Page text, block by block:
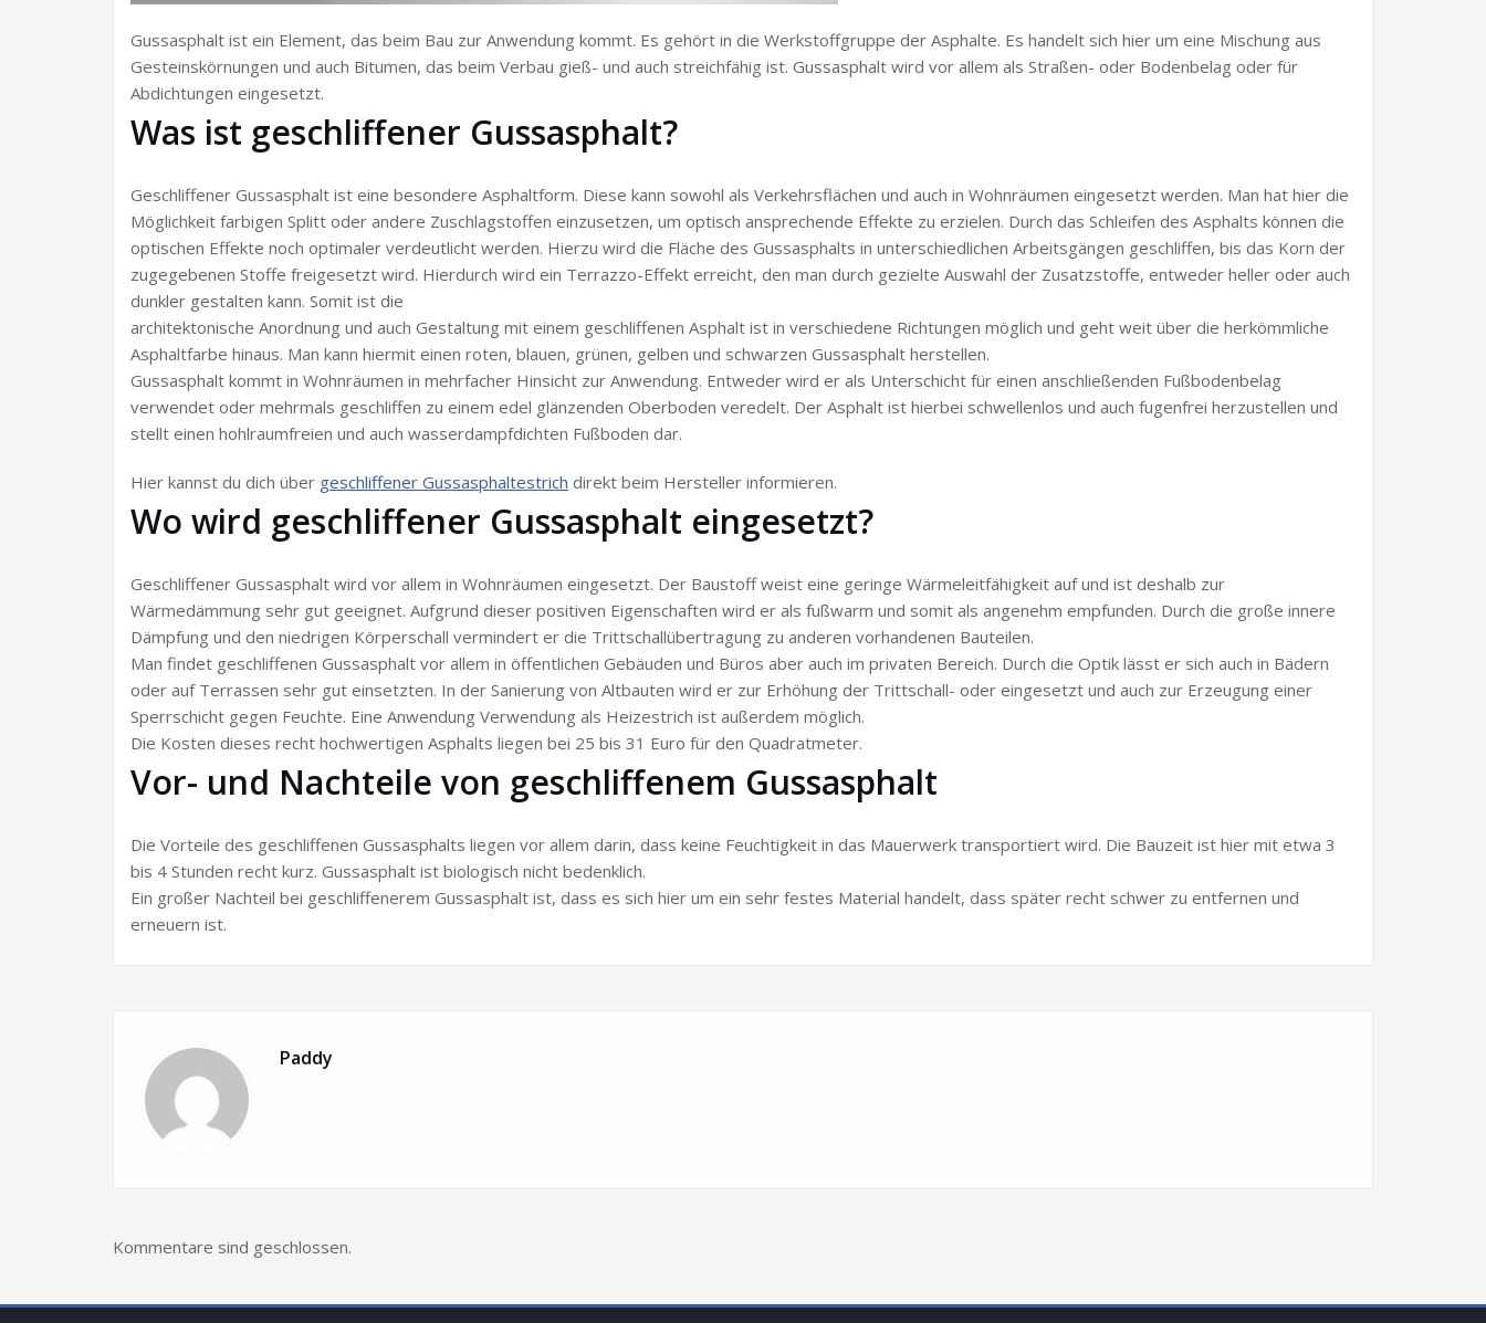
Gussasphalt ist ein Element, das beim Bau zur Anwendung kommt. Es gehört in die Werkstoffgruppe der Asphalte. Es handelt sich hier um eine Mischung aus
Gesteinskörnungen und auch Bitumen, das beim Verbau gieß- und auch streichfähig ist. Gussasphalt wird vor allem als Straßen- oder Bodenbelag oder für
Abdichtungen eingesetzt.
Was ist geschliffener Gussasphalt?
Geschliffener Gussasphalt ist eine besondere Asphaltform. Diese kann sowohl als Verkehrsflächen und auch in Wohnräumen eingesetzt werden. Man hat hier die
Möglichkeit farbigen Splitt oder andere Zuschlagstoffen einzusetzen, um optisch ansprechende Effekte zu erzielen. Durch das Schleifen des Asphalts können die
optischen Effekte noch optimaler verdeutlicht werden. Hierzu wird die Fläche des Gussasphalts in unterschiedlichen Arbeitsgängen geschliffen, bis das Korn der
zugegebenen Stoffe freigesetzt wird. Hierdurch wird ein Terrazzo-Effekt erreicht, den man durch gezielte Auswahl der Zusatzstoffe, entweder heller oder auch
dunkler gestalten kann. Somit ist die
architektonische Anordnung und auch Gestaltung mit einem geschliffenen Asphalt ist in verschiedene Richtungen möglich und geht weit über die herkömmliche
Asphaltfarbe hinaus. Man kann hiermit einen roten, blauen, grünen, gelben und schwarzen Gussasphalt herstellen.
Gussasphalt kommt in Wohnräumen in mehrfacher Hinsicht zur Anwendung. Entweder wird er als Unterschicht für einen anschließenden Fußbodenbelag
verwendet oder mehrmals geschliffen zu einem edel glänzenden Oberboden veredelt. Der Asphalt ist hierbei schwellenlos und auch fugenfrei herzustellen und
stellt einen hohlraumfreien und auch wasserdampfdichten Fußboden dar.
Hier kannst du dich über geschliffener Gussasphaltestrich direkt beim Hersteller informieren.
Wo wird geschliffener Gussasphalt eingesetzt?
Geschliffener Gussasphalt wird vor allem in Wohnräumen eingesetzt. Der Baustoff weist eine geringe Wärmeleitfähigkeit auf und ist deshalb zur
Wärmedämmung sehr gut geeignet. Aufgrund dieser positiven Eigenschaften wird er als fußwarm und somit als angenehm empfunden. Durch die große innere
Dämpfung und den niedrigen Körperschall vermindert er die Trittschallübertragung zu anderen vorhandenen Bauteilen.
Man findet geschliffenen Gussasphalt vor allem in öffentlichen Gebäuden und Büros aber auch im privaten Bereich. Durch die Optik lässt er sich auch in Bädern
oder auf Terrassen sehr gut einsetzten. In der Sanierung von Altbauten wird er zur Erhöhung der Trittschall- oder eingesetzt und auch zur Erzeugung einer
Sperrschicht gegen Feuchte. Eine Anwendung Verwendung als Heizestrich ist außerdem möglich.
Die Kosten dieses recht hochwertigen Asphalts liegen bei 25 bis 31 Euro für den Quadratmeter.
Vor- und Nachteile von geschliffenem Gussasphalt
Die Vorteile des geschliffenen Gussasphalts liegen vor allem darin, dass keine Feuchtigkeit in das Mauerwerk transportiert wird. Die Bauzeit ist hier mit etwa 3
bis 4 Stunden recht kurz. Gussasphalt ist biologisch nicht bedenklich.
Ein großer Nachteil bei geschliffenerem Gussasphalt ist, dass es sich hier um ein sehr festes Material handelt, dass später recht schwer zu entfernen und
erneuern ist.
Paddy
Kommentare sind geschlossen.